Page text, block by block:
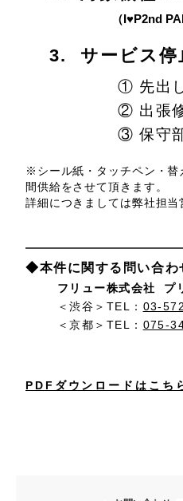
（I♥P2nd
3. サービス停
① 先出
② 出張
③ 保守
※シール紙・タッチペン・替
間供給をさせて頂きます。
詳細につきましては弊社担
◆本件に関する問い合
フリュー株式会社 プ
＜渋谷＞TEL： 03-
＜京都＞TEL： 075-
PDFダウンロードはこち